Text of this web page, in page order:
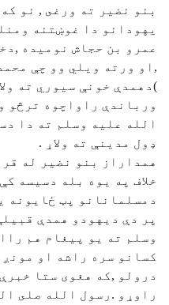
بنو نضير ته ورغى , نو
يهودانو دا غوښتنه
عمرو بن حجاش نوميده
,او ورته ويلي وو چې
)دهمدې خونې سيوري ته
ورباندې راواچوه ترڅو
الله عليه وسلم ته دا
ډول مدينې ته ولاړ .
همداراز بنو نضير له
خلاف په يوه بله دسيسه
دمسلمانانو پټ ځايونه
پر دې ديهودو همدې
وسلم ته يو پيغام هم
كسانو سره راشه او
درولو ,كه هغوی ستا
راوړو .رسول الله صلى